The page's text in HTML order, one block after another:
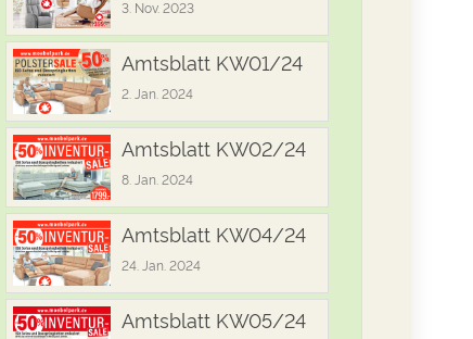
3. Nov. 2023
Amtsblatt KW01/24
2. Jan. 2024
Amtsblatt KW02/24
8. Jan. 2024
Amtsblatt KW04/24
24. Jan. 2024
Amtsblatt KW05/24